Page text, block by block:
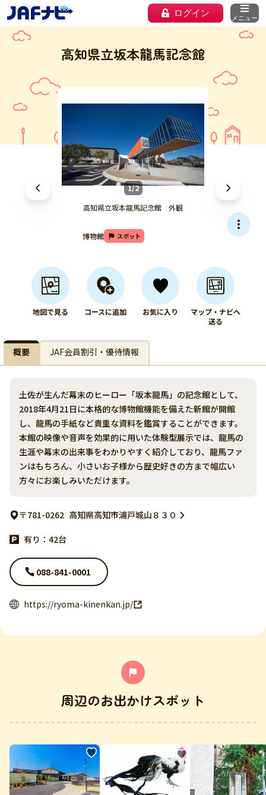
ログイン メニュー
高知県立坂本龍馬記念館
1/2
高知県立坂本龍馬記念館 外観
博物館 スポット
地図で見る コースに追加 お気に入り
マップ・ナビへ
送る
概要 JAF会員割引・優待情報
土佐が生んだ幕末のヒーロー「坂本龍馬」の記念館として、
2018年4月21日に本格的な博物館機能を備えた新館が開館
し、龍馬の手紙など貴重な資料を鑑賞することができます。
本館の映像や音声を効果的に用いた体験型展示では、龍馬の
生涯や幕末の出来事をわかりやすく紹介しており、龍馬ファ
ンはもちろん、小さいお子様から歴史好きの方まで幅広い
方々にお楽しみいただけます。
〒781-0262 高知県高知市浦戸城山８３０
有り：42台
088-841-0001
https://ryoma-kinenkan.jp/
周辺のお出かけスポット